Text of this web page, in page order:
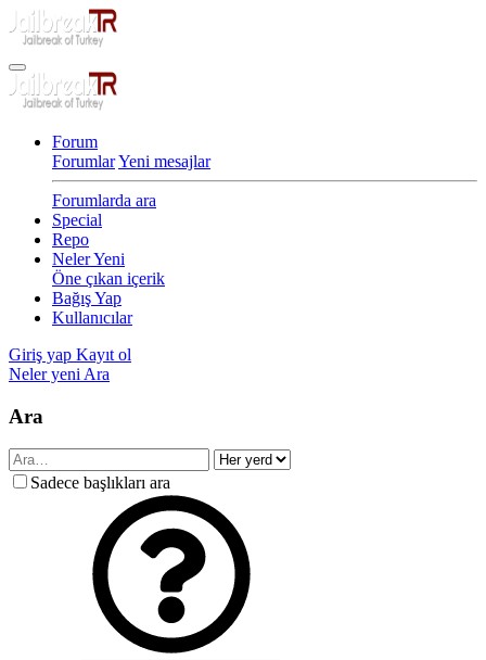
Forum
ForumlarYeni mesajlar
Forumlarda ara
Special
Repo
Neler Yeni
Öne çıkan içerik
Bağış Yap
Kullanıcılar
Giriş yap Kayıt ol
Neler yeni Ara
Ara
Sadece başlıkları ara